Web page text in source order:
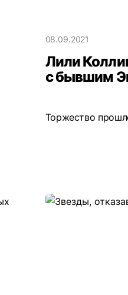
08.09.2021
Лили
с бывшим
Торжество